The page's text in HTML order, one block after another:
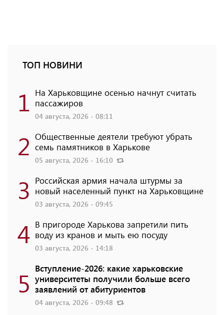
ТОП НОВИНИ
1 На Харьковщине осенью начнут считать
пассажиров
04 августа, 2026 - 08:11
2 Общественные деятели требуют убрать
семь памятников в Харькове
05 августа, 2026 - 16:10
3 Российская армия начала штурмы за
новый населенный пункт на Харьковщине
03 августа, 2026 - 09:45
4 В пригороде Харькова запретили пить
воду из кранов и мыть ею посуду
03 августа, 2026 - 14:18
5 Вступление-2026: какие харьковские
университеты получили больше всего
заявлений от абитуриентов
04 августа, 2026 - 09:48